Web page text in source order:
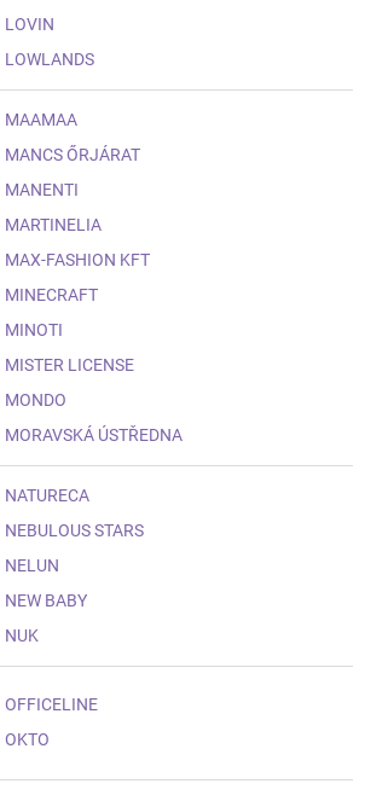
LOVIN
LOWLANDS
MAAMAA
MANCS ŐRJÁRAT
MANENTI
MARTINELIA
MAX-FASHION KFT
MINECRAFT
MINOTI
MISTER LICENSE
MONDO
MORAVSKÁ ÚSTŘEDNA
NATURECA
NEBULOUS STARS
NELUN
NEW BABY
NUK
OFFICELINE
OKTO